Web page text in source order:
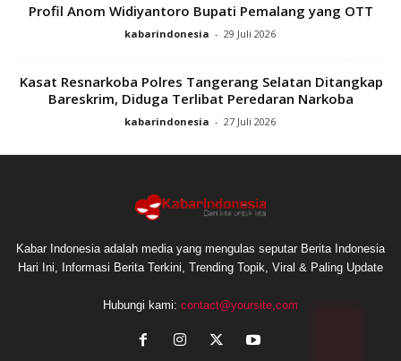
Profil Anom Widiyantoro Bupati Pemalang yang OTT
kabarindonesia - 29 Juli 2026
Kasat Resnarkoba Polres Tangerang Selatan Ditangkap
Bareskrim, Diduga Terlibat Peredaran Narkoba
kabarindonesia - 27 Juli 2026
Kabar Indonesia adalah media yang mengulas seputar Berita Indonesia
Hari Ini, Informasi Berita Terkini, Trending Topik, Viral & Paling Update
Hubungi kami: contact@yoursite,com